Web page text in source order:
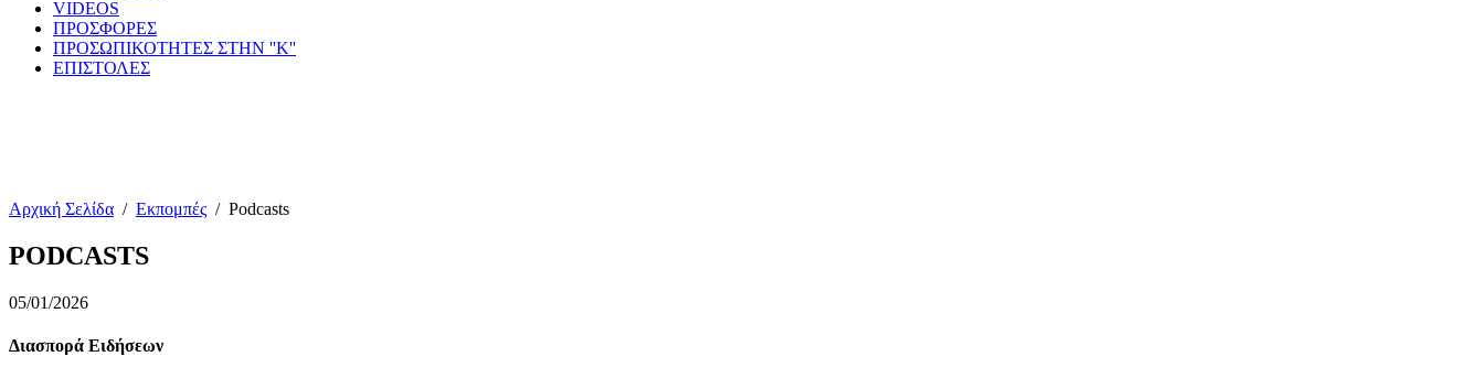
VIDEOS
ΠΡΟΣΦΟΡΕΣ
ΠΡΟΣΩΠΙΚΟΤΗΤΕΣ ΣΤΗΝ ''Κ''
ΕΠΙΣΤΟΛΕΣ
Αρχική Σελίδα / Εκπομπές / Podcasts
PODCASTS
05/01/2026
Διασπορά Ειδήσεων